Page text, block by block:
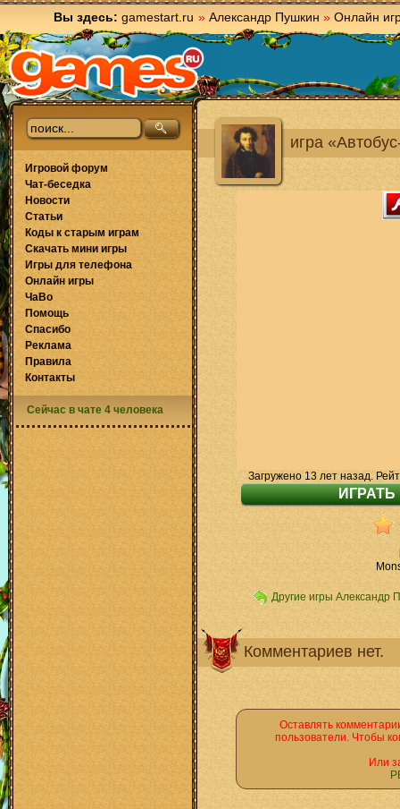
Вы здесь: gamestart.ru » Александр Пушкин » Онлайн
игра
Загружено 13 лет назад.
Другие игры Александр
Комментариев нет.
Оставлять
пользователи. Чтобы
Или
Игровой форум
Чат-беседка
Новости
Статьи
Коды к старым играм
Скачать мини игры
Игры для телефона
Онлайн игры
ЧаВо
Помощь
Спасибо
Реклама
Правила
Контакты
Сейчас в чате 4 человека